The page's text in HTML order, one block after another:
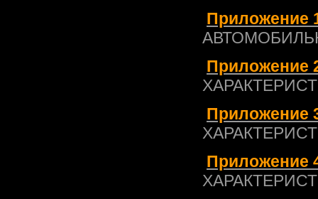
Приложение
Приложение
Приложение
Приложение